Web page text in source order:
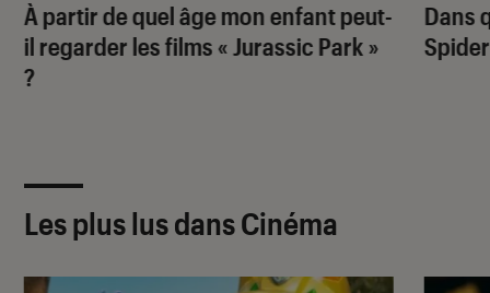
À partir de quel âge mon enfant peut-
il regarder les films « Jurassic Park »
?
Dans
Les plus lus dans Cinéma